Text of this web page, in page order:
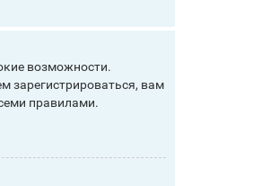
возможности.
зарегистрироваться, вам
правилами.